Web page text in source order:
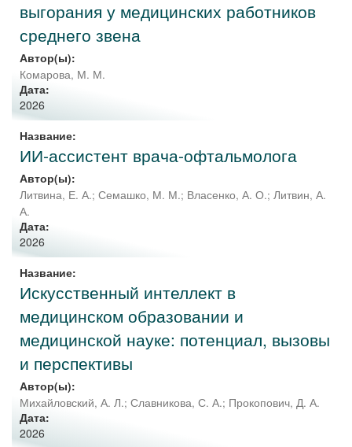
выгорания у медицинских работников
среднего звена
Автор(ы):
Комарова, М. М.
Дата:
2026
Название:
ИИ-ассистент врача-офтальмолога
Автор(ы):
Литвина, Е. А.; Семашко, М. М.; Власенко, А. О.; Литвин, А.
А.
Дата:
2026
Название:
Искусственный интеллект в
медицинском образовании и
медицинской науке: потенциал, вызовы
и перспективы
Автор(ы):
Михайловский, А. Л.; Славникова, С. А.; Прокопович, Д. А.
Дата:
2026